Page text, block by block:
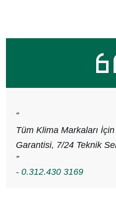
“
Tüm Klima Markaları
Garantisi, 7/24 Teknik
”
- 0.312.430 3169